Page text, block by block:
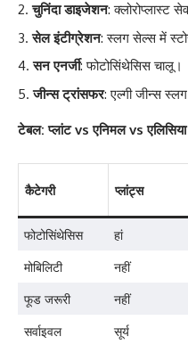
चुनिंदा डाइजेशन: क्लोरोप्लास्ट
सेल इंटीग्रेशन: स्लग सेल्स में
सन एनर्जी: फोटोसिंथेसिस चालू।
जीन्स ट्रांसफर: एल्गी जीन्स
टेबल: प्लांट vs एनिमल vs एलिसिया
कैटेगरी प्लांट्स
फोटोसिंथेसिस हां
मोबिलिटी
नहीं
फूड जरूरी
नहीं
सर्वाइवल
सूर्य